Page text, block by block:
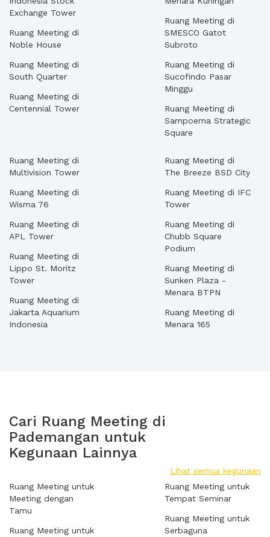
Exchange Tower
Ruang Meeting di
Noble House
Ruang Meeting di
South Quarter
Ruang Meeting di
Centennial Tower
Ruang Meeting di
SMESCO Gatot
Subroto
Ruang Meeting di
Sucofindo Pasar
Minggu
Ruang Meeting di
Sampoerna Strategic
Square
Ruang Meeting di
Multivision Tower
Ruang Meeting di
Wisma 76
Ruang Meeting di
APL Tower
Ruang Meeting di
Lippo St. Moritz
Tower
Ruang Meeting di
Jakarta Aquarium
Indonesia
Ruang Meeting di
The Breeze BSD City
Ruang Meeting di IFC
Tower
Ruang Meeting di
Chubb Square
Podium
Ruang Meeting di
Sunken Plaza -
Menara BTPN
Ruang Meeting di
Menara 165
Cari Ruang Meeting di
Pademangan untuk
Kegunaan Lainnya
Lihat semua kegunaan
Ruang Meeting untuk
Meeting dengan
Tamu
Ruang Meeting untuk
Ruang Meeting untuk
Tempat Seminar
Ruang Meeting untuk
Serbaguna